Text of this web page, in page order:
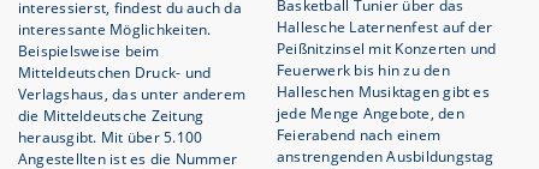
interessierst, findest du auch da
interessante Möglichkeiten.
Beispielsweise beim
Mitteldeutschen Druck- und
Verlagshaus, das unter anderem
die Mitteldeutsche Zeitung
herausgibt. Mit über 5.100
Angestellten ist es die Nummer
Basketball Tunier über das
Hallesche Laternenfest auf der
Peißnitzinsel mit Konzerten und
Feuerwerk bis hin zu den
Halleschen Musiktagen gibt es
jede Menge Angebote, den
Feierabend nach einem
anstrengenden Ausbildungstag